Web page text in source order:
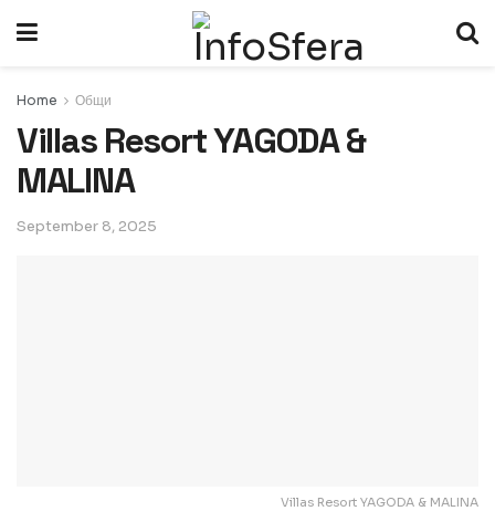
Home Общи
Villas Resort YAGODA &
MALINA
September 8, 2025
Villas Resort YAGODA & MALINA